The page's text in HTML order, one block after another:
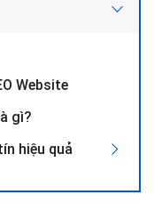
Website
gì?
hiệu quả